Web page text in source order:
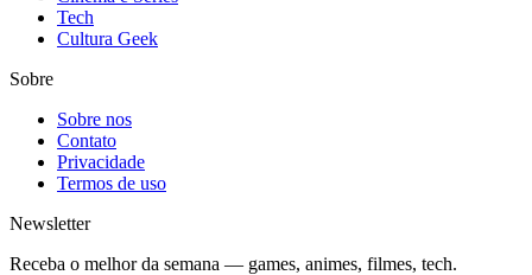
Tech
Cultura Geek
Sobre
Sobre nos
Contato
Privacidade
Termos de uso
Newsletter
Receba o melhor da semana — games, animes, filmes, tech.